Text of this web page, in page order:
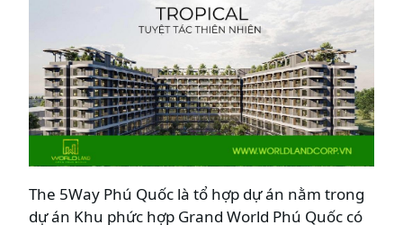
The 5Way Phú Quốc là tổ hợp dự án nằm trong
dự án Khu phức hợp Grand World Phú Quốc có